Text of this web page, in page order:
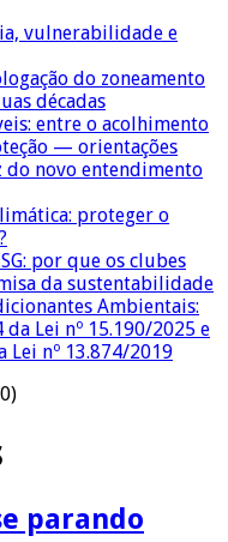
vulnerabilidade e
do zoneamento
décadas
entre o acolhimento
— orientações
do novo entendimento
proteger o
por que os clubes
da sustentabilidade
Ambientais:
Lei nº 15.190/2025 e
Lei nº 13.874/2019
parando